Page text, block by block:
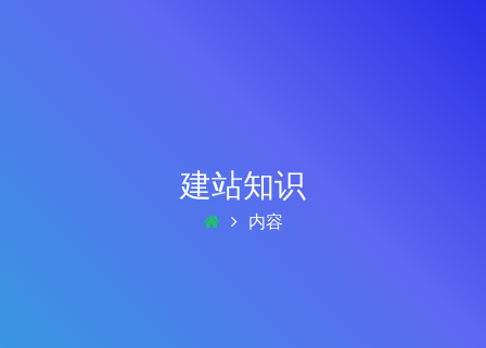
建站知识
内容